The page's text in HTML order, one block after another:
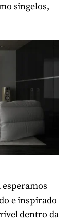
singelos,
esperamos
e inspirado
dentro da